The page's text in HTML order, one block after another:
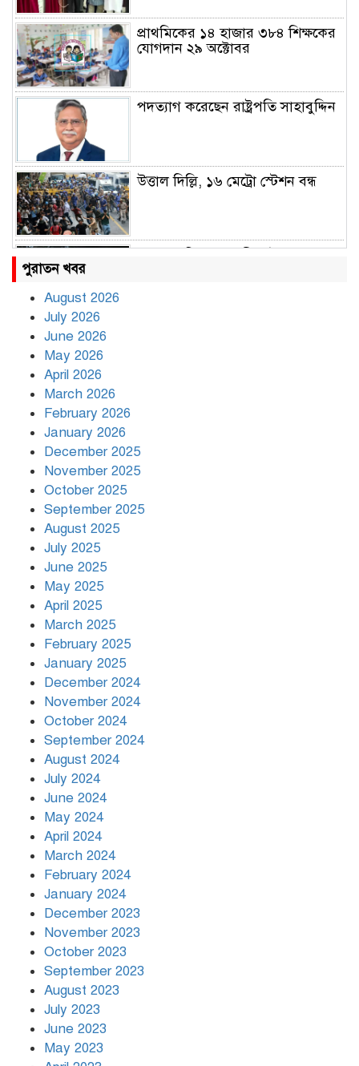
প্রাথমিকের ১৪ হাজার ৩৮৪ শিক্ষকের
যোগদান ২৯ অক্টোবর
পদত্যাগ করেছেন রাষ্ট্রপতি সাহাবুদ্দিন
উত্তাল দিল্লি, ১৬ মেট্রো স্টেশন বন্ধ
বৃষ্টি থামার নাম নেই, পথে পথে
পুরাতন খবর
August 2026
July 2026
June 2026
May 2026
April 2026
March 2026
February 2026
January 2026
December 2025
November 2025
October 2025
September 2025
August 2025
July 2025
June 2025
May 2025
April 2025
March 2025
February 2025
January 2025
December 2024
November 2024
October 2024
September 2024
August 2024
July 2024
June 2024
May 2024
April 2024
March 2024
February 2024
January 2024
December 2023
November 2023
October 2023
September 2023
August 2023
July 2023
June 2023
May 2023